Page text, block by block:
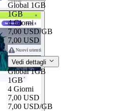
Global 1GB
1GB
4 Giorni
7,00 USD/GB
7,00 USD
Nuovi utenti
Vedi dettagli
Global 1GB
1GB
4 Giorni
7,00 USD
7,00 USD/GB